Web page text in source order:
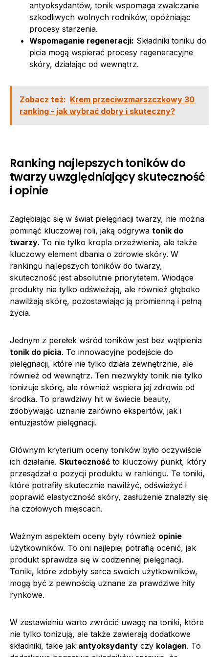
antyoksydantów, tonik wspomaga zwalczanie
szkodliwych wolnych rodników, opóźniając
procesy starzenia.
Wspomaganie regeneracji: Składniki toniku do
picia mogą wspierać procesy regeneracyjne
skóry, działając od wewnątrz.
Zobacz też: Krem przeciwzmarszczkowy 30
ranking - jak wybrać dobry i skuteczny?
Ranking najlepszych toników do
twarzy uwzględniający skuteczność
i opinie
Zagłębiając się w świat pielęgnacji twarzy, nie można
pominąć kluczowej roli, jaką odgrywa tonik do
twarzy. To nie tylko kropla orzeźwienia, ale także
kluczowy element dbania o zdrowie skóry. W
rankingu najlepszych toników do twarzy,
skuteczność jest absolutnie priorytetem. Wiodące
produkty nie tylko odświeżają, ale również głęboko
nawilżają skórę, pozostawiając ją promienną i pełną
życia.
Jednym z perełek wśród toników jest bez wątpienia
tonik do picia. To innowacyjne podejście do
pielęgnacji, które nie tylko działa zewnętrznie, ale
również od wewnątrz. Ten niezwykły tonik nie tylko
tonizuje skórę, ale również wspiera jej zdrowie od
środka. To prawdziwy hit w świecie beauty,
zdobywając uznanie zarówno ekspertów, jak i
entuzjastów pielęgnacji.
Głównym kryterium oceny toników było oczywiście
ich działanie. Skuteczność to kluczowy punkt, który
przesądzał o pozycji produktu w rankingu. Te toniki,
które potrafiły skutecznie nawilżyć, odświeżyć i
poprawić elastyczność skóry, zasłużenie znalazły się
na czołowych miejscach.
Ważnym aspektem oceny były również opinie
użytkowników. To oni najlepiej potrafią ocenić, jak
produkt sprawdza się w codziennej pielęgnacji.
Toniki, które zdobyły serca swoich użytkowników,
mogą być z pewnością uznane za prawdziwe hity
rynkowe.
W zestawieniu warto zwrócić uwagę na toniki, które
nie tylko tonizują, ale także zawierają dodatkowe
składniki, takie jak antyoksydanty czy kolagen. To